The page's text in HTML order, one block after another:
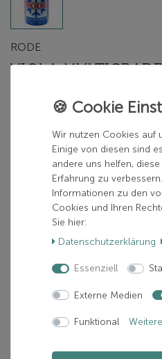
RODE
VIOLA
violett
12,00 €
inkl. 19% MwSt.
Versand
Verfügbarkeit:
Mehr als 10
In
Wir nutzen Cookies auf
Einige von diesen sind
andere uns helfen,
Erfahrung zu
Informationen zu den
Cookies und Ihren
Sie hier:
Daten­schutz­erklärung
Essenziell
Externe Medien
Funktional